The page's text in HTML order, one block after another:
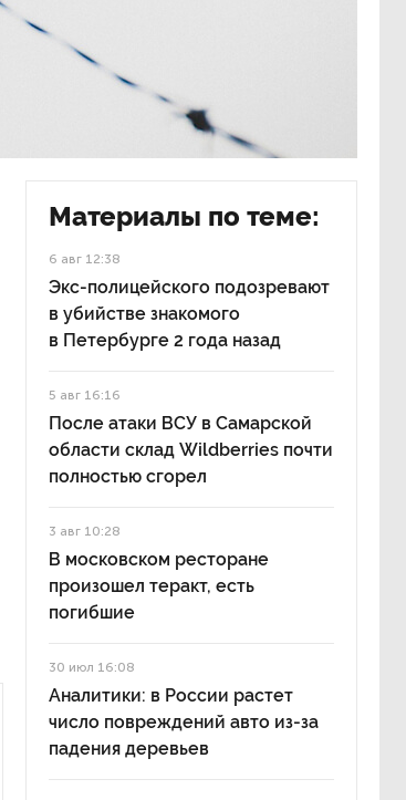
Материалы по теме:
6 авг 12:38
Экс-полицейского подозревают
в убийстве знакомого
в Петербурге 2 года назад
5 авг 16:16
После атаки ВСУ в Самарской
области склад Wildberries почти
полностью сгорел
3 авг 10:28
В московском ресторане
произошел теракт, есть
погибшие
30 июл 16:08
Аналитики: в России растет
число повреждений авто из-за
падения деревьев